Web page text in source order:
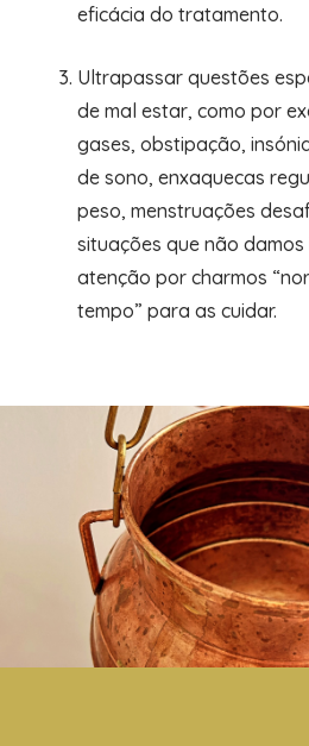
eficácia do tratamento.
Ultrapassar questões
de mal estar, como por
gases, obstipação,
de sono, enxaquecas
peso, menstruações
situações que não
atenção por charmos
tempo” para as cuidar.